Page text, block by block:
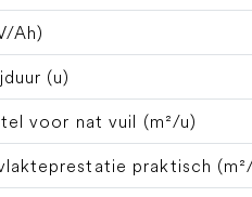
Ah)
(u)
voor nat vuil (m²/u)
praktisch